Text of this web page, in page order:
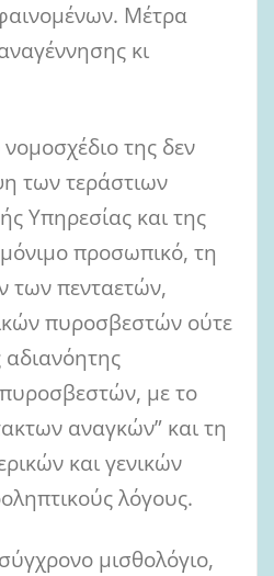
Μέτρα
κι
της δεν
των τεράστιων
Υπηρεσίας και της
προσωπικό, τη
των πενταετών,
πυροσβεστών ούτε
με το
αναγκών” και τη
και γενικών
λόγους.
μισθολόγιο,